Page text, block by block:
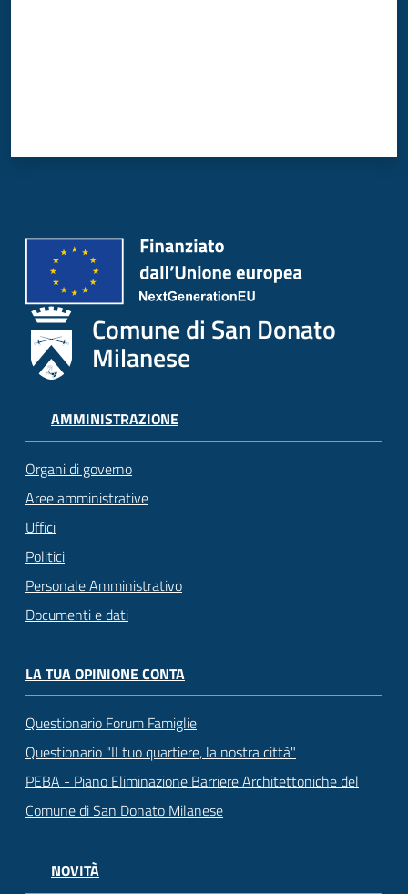
Comune di San Donato
Milanese
AMMINISTRAZIONE
Organi di governo
Aree amministrative
Uffici
Politici
Personale Amministrativo
Documenti e dati
LA TUA OPINIONE CONTA
Questionario Forum Famiglie
Questionario "Il tuo quartiere, la nostra città"
PEBA - Piano Eliminazione Barriere Architettoniche del
Comune di San Donato Milanese
NOVITÀ